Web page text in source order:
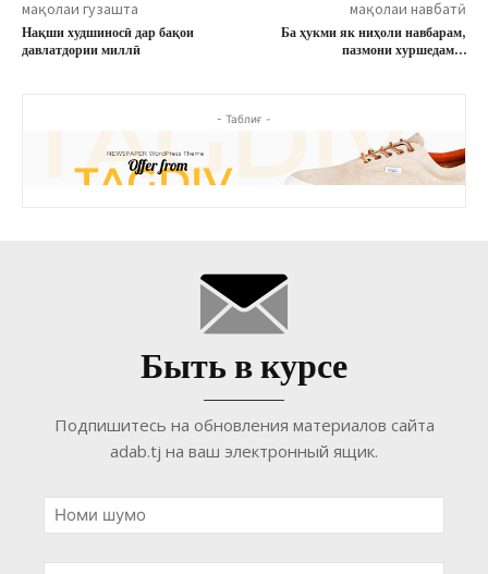
мақолаи гузашта
Нақши худшиносӣ дар бақои
давлатдории миллӣ
мақолаи навбатӣ
Ба ҳукми як ниҳоли навбарам,
пазмони хуршедам…
- Таблиғ -
Быть в курсе
Подпишитесь на обновления материалов сайта
adab.tj на ваш электронный ящик.